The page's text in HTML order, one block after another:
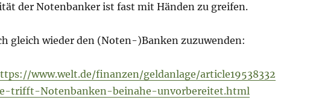
der Notenbanker ist fast mit Händen zu greifen.
gleich wieder den (Noten-)Banken zuzuwenden:
www.welt.de/finanzen/geldanlage/article19538332
trifft-Notenbanken-beinahe-unvorbereitet.html